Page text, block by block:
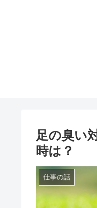
足の臭い
時は？
仕事の話